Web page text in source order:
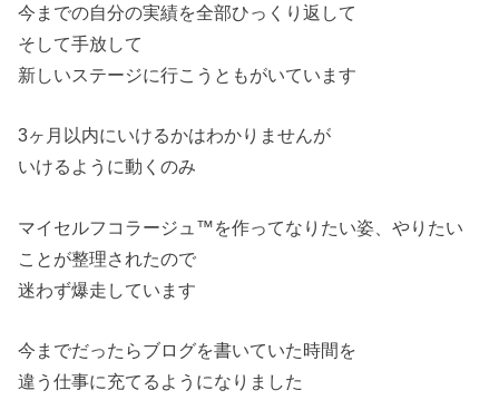
今までの自分の実績を全部ひっくり返して
そして手放して
新しいステージに行こうともがいています
3ヶ月以内にいけるかはわかりませんが
いけるように動くのみ
マイセルフコラージュ™を作ってなりたい姿、やりたい
ことが整理されたので
迷わず爆走しています
今までだったらブログを書いていた時間を
違う仕事に充てるようになりました